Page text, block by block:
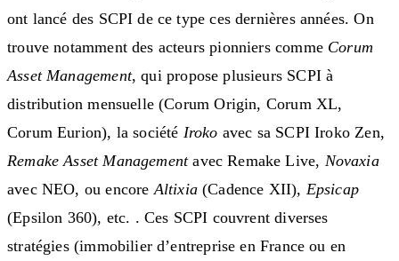
ont lancé des SCPI de ce type ces dernières années. On
trouve notamment des acteurs pionniers comme Corum
Asset Management, qui propose plusieurs SCPI à
distribution mensuelle (Corum Origin, Corum XL,
Corum Eurion), la société Iroko avec sa SCPI Iroko Zen,
Remake Asset Managementavec Remake Live, Novaxia
avec NEO, ou encore Altixia(Cadence XII), Epsicap
(Epsilon 360), etc. . Ces SCPI couvrent diverses
stratégies (immobilier d’entreprise en France ou en